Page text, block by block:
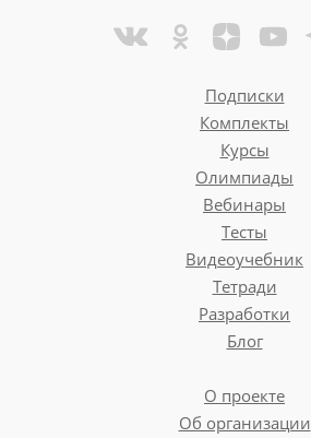
Подписки
Комплекты
Курсы
Олимпиады
Вебинары
Тесты
Видеоучебник
Тетради
Разработки
Блог
О проекте
Об организации